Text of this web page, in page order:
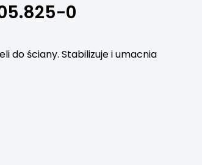
0
do ściany. Stabilizuje i umacnia